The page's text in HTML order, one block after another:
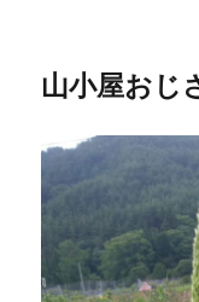
山小屋おじ